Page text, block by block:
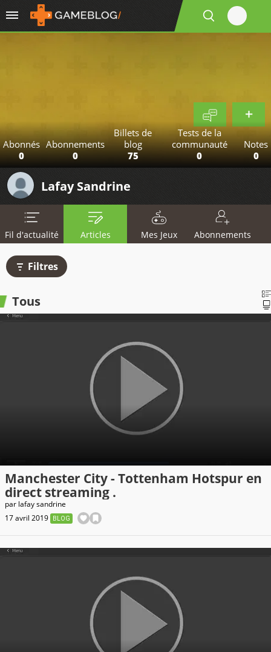
Abonnés
0
Abonnements
0
Billets de
blog
75
Tests de la
communauté
0
Notes
0
Lafay Sandrine
Fil d'actualité Articles Mes Jeux Abonnements
Filtres
Tous
Manchester City - Tottenham Hotspur en
direct streaming .
par lafay sandrine
17 avril 2019
BLOG